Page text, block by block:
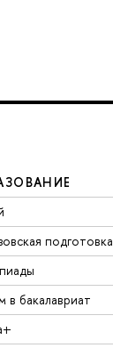
подготовка
в бакалавриат